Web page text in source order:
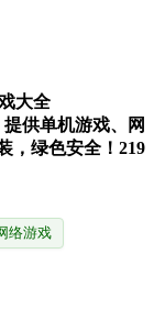
大全
供单机游戏、网
，绿色安全！219
络游戏